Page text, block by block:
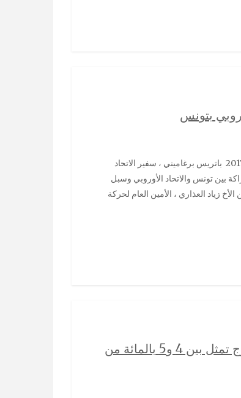
بتونس
بين تونس والاتحاد الأوروبي وسبل
زياد العذاري ، الأمين العام لحركة
خبيرة لدى البنك الدولي: تحويلات التونسيين بالخارج تمثل بين 4 و5 بالمائة من